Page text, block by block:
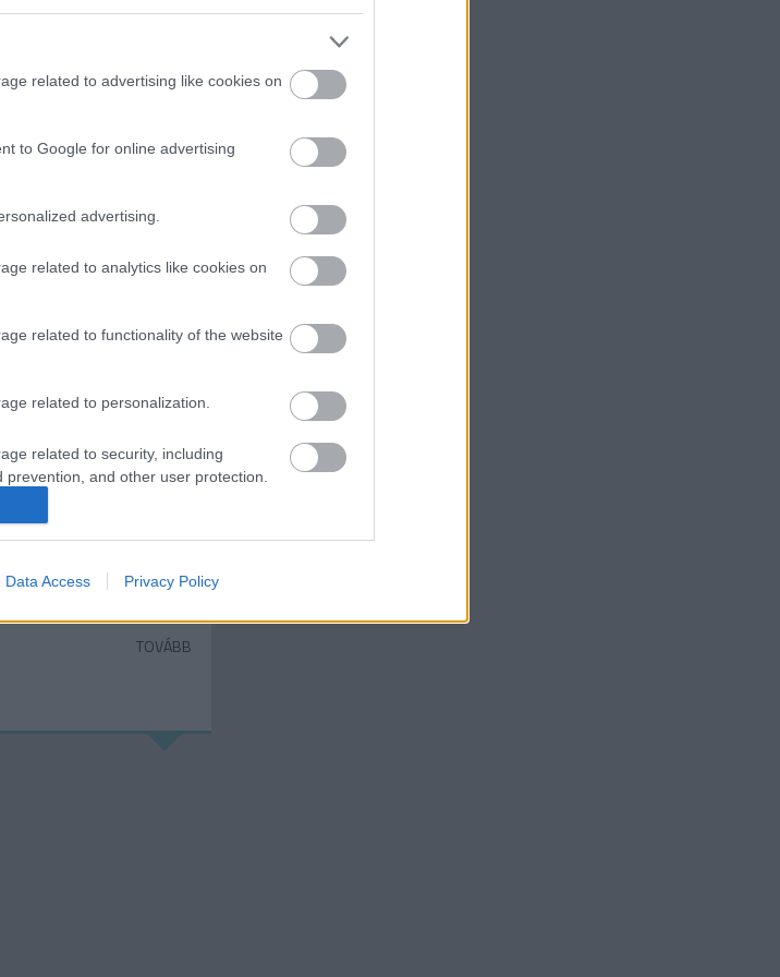
related to advertising like cookies on
to Google for online advertising
advertising.
related to analytics like cookies on
related to functionality of the website
related to personalization.
related to security, including
and other user protection.
Data Access Privacy Policy
zöldjei
10.000 páfrány 350
szigorú nyugágy-
beszámoló, hogy
London a változó
TOVÁBB
Egyéb
Feedek
RSS 2.0
bejegyzések,kommentek
bejegyzések,